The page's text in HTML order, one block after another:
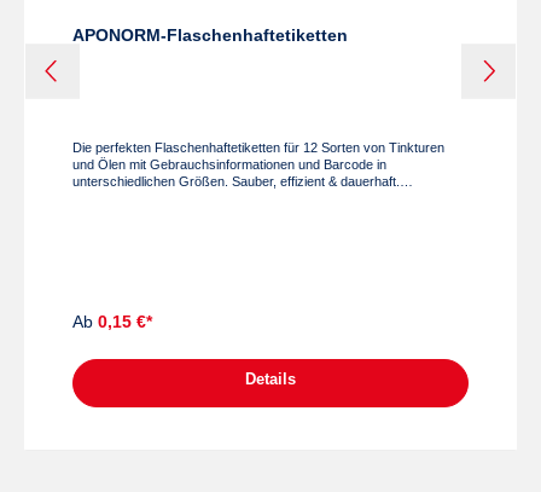
APONORM-Flaschenhaftetiketten
Die perfekten Flaschenhaftetiketten für 12 Sorten von Tinkturen
und Ölen mit Gebrauchsinformationen und Barcode in
unterschiedlichen Größen. Sauber, effizient & dauerhaft.
Ab 0,15 €*
Details